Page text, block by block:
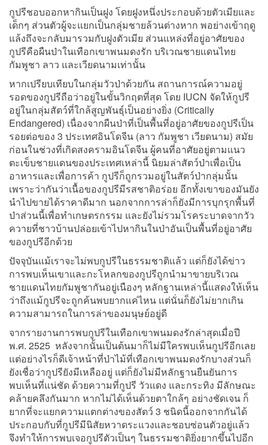
กูปรีชอบออกหากินเป็นฝูง โดยฝูงหนึ่งประกอบด้วยตัวเมียและ
เด็กๆ ส่วนตัวผู้จะแยกเป็นกลุ่มชายล้วนต่างหาก พอย่างเข้าฤดู
แล้งถึงจะกลับมารวมกับฝูงตัวเมีย ส่วนแหล่งที่อยู่อาศัยของ
กูปรีคือผืนป่าในเทือกเขาพนมดงรัก บริเวณชายแดนไทย
กัมพูชา ลาว และเวียดนามเท่านั้น
หากเปรียบเทียบในกลุ่มวัวป่าด้วยกัน สถานการณ์ความอยู่
รอดของกูปรีถือว่าอยู่ในขั้นวิกฤตที่สุด โดย IUCN จัดให้กูปรี
อยู่ในกลุ่มสัตว์ที่ใกล้สูญพันธุ์เป็นอย่างยิ่ง (Critically
Endangered) เนื่องจากผืนป่าที่เป็นพื้นที่อยู่อาศัยของกูปรีเป็น
รอยต่อของ 3 ประเทศอินโดจีน (ลาว กัมพูชา เวียดนาม) สมัย
ก่อนในช่วงที่เกิดสงครามอินโดจีน ผู้คนที่อาศัยอยู่ตามแนว
ตะเข็บชายแดนของประเทศเหล่านี้ นิยมล่าสัตว์ป่าเพื่อเป็น
อาหารและเพื่อการค้า กูปรีก็ถูกรวมอยู่ในสัตว์ป่ากลุ่มนั้น
เพราะว่ากันว่าเนื้อของกูปรีมีรสชาติอร่อย อีกทั้งเขาของมันยัง
นำไปขายได้ราคาดีมาก นอกจากการล่าก็ยังมีการบุกรุกพื้นที่
ป่าส่วนนี้เพื่อทำเกษตรกรรม และยังไม่รวมโรคระบาดจากวัว
ควายที่ชาวบ้านปล่อยเข้าไปหากินในป่าอันเป็นพื้นที่อยู่อาศัย
ของกูปรีอีกด้วย
ปัจจุบันแม้เราจะไม่พบกูปรีในธรรมชาติแล้ว แต่ก็ยังได้ข่าว
การพบเห็นเขาและกะโหลกของกูปรีถูกนำมาขายบริเวณ
ชายแดนไทยกัมพูชากันอยู่เนืองๆ หลักฐานเหล่านี้แสดงให้เห็น
ว่าถึงแม้กูปรีจะถูกค้นพบยากแค่ไหน แต่นั่นก็ยังไม่ยากเกิน
ความสามารถในการล่าของมนุษย์อยู่ดี
จากรายงานการพบกูปรีในเทือกเขาพนมดงรักล่าสุดเมื่อปี
พ.ศ. 2525 หลังจากนั้นเป็นต้นมาก็ไม่มีใครพบเห็นกูปรีอีกเลย
แต่อย่างไรก็ดีเจ้าหน้าที่ป่าไม้ที่เทือกเขาพนมดงรักบางส่วนก็
ยังเชื่อว่ากูปรียังมีเหลืออยู่ แต่ก็ยังไม่มีหลักฐานยืนยันการ
พบเห็นที่แน่ชัด ด้วยความที่กูปรี วัวแดง และกระทิง มีลักษณะ
คล้ายคลึงกันมาก หากไม่ได้เห็นด้วยตาใกล้ๆ อย่างชัดเจน ก็
ยากที่จะแยกความแตกต่างของสัตว์ 3 ชนิดนี้ออกจากกันได้
ประกอบกับที่กูปรีมีนิสัยหวาดระแวงและชอบซ่อนตัวอยู่แล้ว
จึงทำให้การพบเจอกูปรีตัวเป็นๆ ในธรรมชาติยิ่งยากขึ้นไปอีก